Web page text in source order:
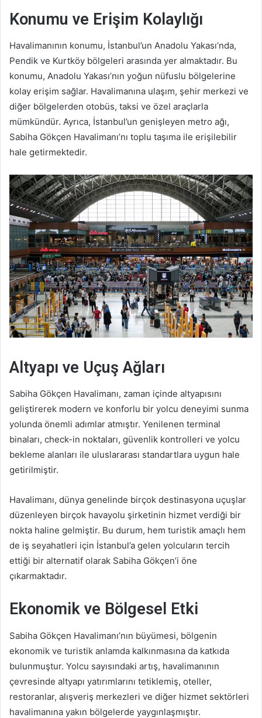
Konumu ve Erişim Kolaylığı
Havalimanının konumu, İstanbul’un Anadolu Yakası’nda,
Pendik ve Kurtköy bölgeleri arasında yer almaktadır. Bu
konumu, Anadolu Yakası’nın yoğun nüfuslu bölgelerine
kolay erişim sağlar. Havalimanına ulaşım, şehir merkezi ve
diğer bölgelerden otobüs, taksi ve özel araçlarla
mümkündür. Ayrıca, İstanbul’un genişleyen metro ağı,
Sabiha Gökçen Havalimanı’nı toplu taşıma ile erişilebilir
hale getirmektedir.
Altyapı ve Uçuş Ağları
Sabiha Gökçen Havalimanı, zaman içinde altyapısını
geliştirerek modern ve konforlu bir yolcu deneyimi sunma
yolunda önemli adımlar atmıştır. Yenilenen terminal
binaları, check-in noktaları, güvenlik kontrolleri ve yolcu
bekleme alanları ile uluslararası standartlara uygun hale
getirilmiştir.
Havalimanı, dünya genelinde birçok destinasyona uçuşlar
düzenleyen birçok havayolu şirketinin hizmet verdiği bir
nokta haline gelmiştir. Bu durum, hem turistik amaçlı hem
de iş seyahatleri için İstanbul’a gelen yolcuların tercih
ettiği bir alternatif olarak Sabiha Gökçen’i öne
çıkarmaktadır.
Ekonomik ve Bölgesel Etki
Sabiha Gökçen Havalimanı’nın büyümesi, bölgenin
ekonomik ve turistik anlamda kalkınmasına da katkıda
bulunmuştur. Yolcu sayısındaki artış, havalimanının
çevresinde altyapı yatırımlarını tetiklemiş, oteller,
restoranlar, alışveriş merkezleri ve diğer hizmet sektörleri
havalimanına yakın bölgelerde yaygınlaşmıştır.